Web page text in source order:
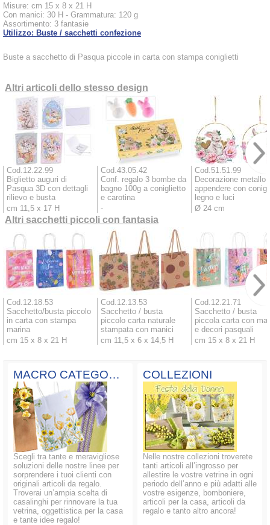
Misure: cm 15 x 8 x 21 H
Con manici: 30 H - Grammatura: 120 g
Assortimento: 3 fantasie
Utilizzo: Buste / sacchetti confezione
Buste a sacchetto di Pasqua piccole in carta con stampa coniglietti
Altri articoli dello stesso design
Cod.12.22.99
Biglietto auguri di
Pasqua 3D con dettagli
rilievo e busta
cm 11,5 x 17 H
Cod.43.05.42
Conf. regalo 3 bombe da
bagno 100g a coniglietto
e carotina
-
Cod.51.51.99
Decorazione metallo
appendere con
legno e luci
Ø 24 cm
Altri sacchetti piccoli con fantasia
Cod.12.18.53
Sacchetto/busta piccolo
in carta con stampa
marina
cm 15 x 8 x 21 H
Cod.12.13.53
Sacchetto / busta
piccolo carta naturale
stampata con manici
cm 11,5 x 6 x 14,5 H
Cod.12.21.71
Sacchetto / busta
piccola carta con
e decori pasquali
cm 15 x 8 x 21 H
MACRO CATEGORIE
Scegli tra tante e meravigliose
soluzioni delle nostre linee per
sorprendere i tuoi clienti con
originali articoli da regalo.
Troverai un’ampia scelta di
casalinghi per rinnovare la tua
vetrina, oggettistica per la casa
e tante idee regalo!
COLLEZIONI
Nelle nostre collezioni troverete
tanti articoli all’ingrosso per
allestire le vostre vetrine in ogni
periodo dell’anno e più adatti alle
vostre esigenze, bomboniere,
articoli per la casa, articoli da
regalo e tanto altro ancora!